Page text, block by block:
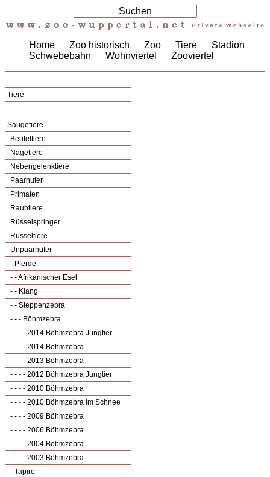
Home Zoo historisch Zoo Tiere
Stadion
Schwebebahn
Wohnviertel Zooviertel
Tiere
Säugetiere
Beuteltiere
Nagetiere
Nebengelenktiere
Paarhufer
Primaten
Raubtiere
Rüsselspringer
Rüsseltiere
Unpaarhufer
- Pferde
- - Afrikanischer Esel
- - Kiang
- - Steppenzebra
- - - Böhmzebra
- - - - 2014 Böhmzebra Jungtier
- - - - 2014 Böhmzebra
- - - - 2013 Böhmzebra
- - - - 2012 Böhmzebra Jungtier
- - - - 2010 Böhmzebra
- - - - 2010 Böhmzebra im Schnee
- - - - 2009 Böhmzebra
- - - - 2006 Böhmzebra
- - - - 2004 Böhmzebra
- - - - 2003 Böhmzebra
- Tapire